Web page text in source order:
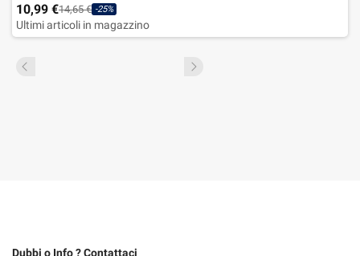
10,99 €14,65 € -25%
Ultimi articoli in magazzino
Dubbi o Info ? Contattaci